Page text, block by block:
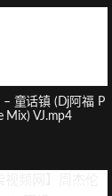
– 童话镇 (Dj阿福 P
Mix) VJ.mp4